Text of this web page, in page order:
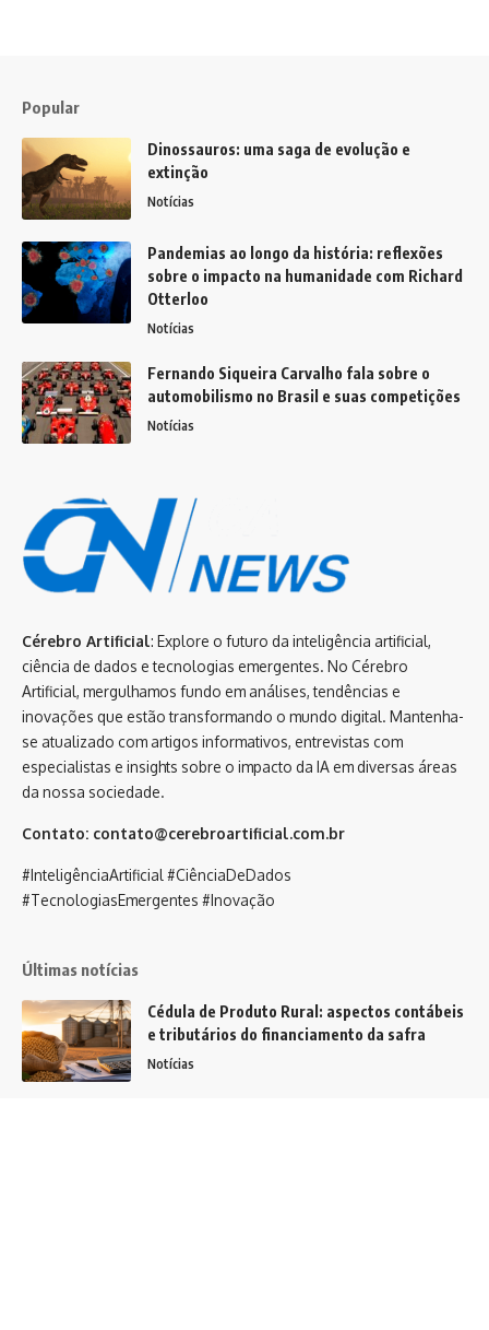
Popular
Dinossauros: uma saga de evolução e
extinção
Notícias
Pandemias ao longo da história: reflexões
sobre o impacto na humanidade com Richard
Otterloo
Notícias
Fernando Siqueira Carvalho fala sobre o
automobilismo no Brasil e suas competições
Notícias
Cérebro Artificial: Explore o futuro da inteligência artificial,
ciência de dados e tecnologias emergentes. No Cérebro
Artificial, mergulhamos fundo em análises, tendências e
inovações que estão transformando o mundo digital. Mantenha-
se atualizado com artigos informativos, entrevistas com
especialistas e insights sobre o impacto da IA em diversas áreas
da nossa sociedade.
Contato: contato@cerebroartificial.com.br
#InteligênciaArtificial #CiênciaDeDados
#TecnologiasEmergentes #Inovação
Últimas notícias
Cédula de Produto Rural: aspectos contábeis
e tributários do financiamento da safra
Notícias